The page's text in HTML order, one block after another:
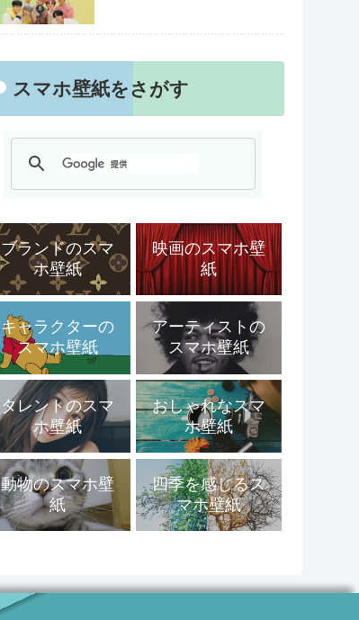
スマホ壁紙をさがす
ブランドのスマ
ホ壁紙
映画のスマホ壁
紙
キャラクターの
スマホ壁紙
アーティストの
スマホ壁紙
タレントのスマ
ホ壁紙
おしゃれなスマ
ホ壁紙
動物のスマホ壁
紙
四季を感じるス
マホ壁紙